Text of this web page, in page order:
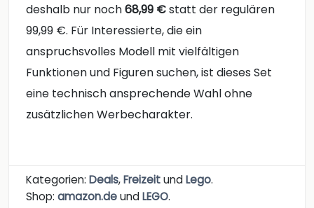
deshalb nur noch68,99 €statt der regulären
99,99 €. Für Interessierte, die ein
anspruchsvolles Modell mit vielfältigen
Funktionen und Figuren suchen, ist dieses Set
eine technisch ansprechende Wahl ohne
zusätzlichen Werbecharakter.
Kategorien: Deals,FreizeitundLego.
Shop: amazon.deundLEGO.